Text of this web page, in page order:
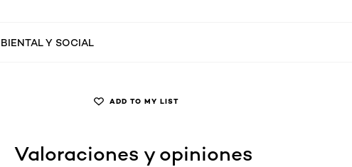
Y SOCIAL
ADD TO MY LIST
Valoraciones y opiniones